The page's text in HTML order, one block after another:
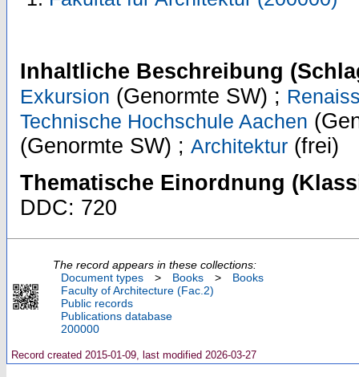
Inhaltliche Beschreibung
Exkursion (Genormte SW) ;
Technische Hochschule Aachen
(Genormte SW) ; Architektur (frei)
Thematische Einordnung
DDC: 720
The record appears in these collections:
Document types
> Books >
Books
Faculty of Architecture (Fac.2)
Public records
Publications database
200000
Record created 2015-01-09, last modified 2026-03-27